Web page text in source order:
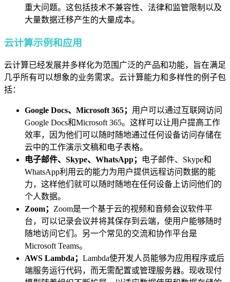
重大问题。这包括技术不兼容性、法律和监管限制以及
大量数据迁移产生的大量成本。
云计算示例和应用
云计算已经发展并多样化为范围广泛的产品和功能，旨在满足
几乎所有可以想象的业务需求。云计算能力和多样性的例子包
括：
Google Docs、Microsoft 365； 用户可以通过互联网访问
Google Docs和Microsoft 365。这样可以让用户提高工作
效率，因为他们可以随时随地通过任何设备访问存储在
云中的工作演示文稿和电子表格。
电子邮件、Skype、WhatsApp；
电子邮件、Skype和
WhatsApp利用云的能力为用户提供远程访问数据的能
力，这样他们就可以随时随地在任何设备上访问他们的
个人数据。
Zoom； Zoom是一个基于云的视频和音频会议软件平
台，可以记录会议并将其保存到云端，使用户能够随时
随地访问它们。另一个常见的交流和协作平台是
Microsoft Teams。
AWS Lambda； Lambda使开发人员能够为应用程序或后
端服务运行代码，而无需配置或管理服务器。现收现付